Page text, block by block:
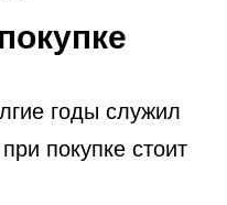
годы служил
покупке стоит